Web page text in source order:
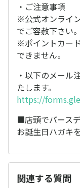
・ご注意事項
※公式オンライ
でご容赦下さい。
※ポイントカー
できません。
・以下のメール
たします。
https://
■店頭でバース
お誕生日ハガキ
関連する質問